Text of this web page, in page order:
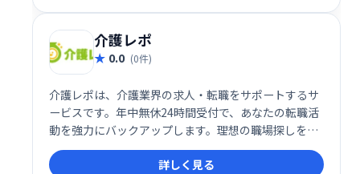
介護レポ
0.0 (0件)
介護レポは、介護業界の求人・転職をサポートするサ
ービスです。年中無休24時間受付で、あなたの転職活
動を強力にバックアップします。理想の職場探しを、
介護レポにお任せください。
詳しく見る